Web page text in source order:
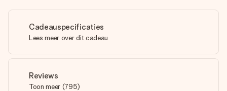
Cadeauspecificaties
Lees meer over dit cadeau
Reviews
Toon meer (795)